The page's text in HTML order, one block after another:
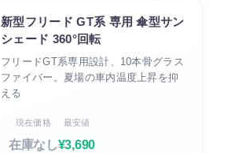
新型フリード GT系 専用 傘型サン
シェード 360°回転
フリードGT系専用設計、10本骨グラス
ファイバー。夏場の車内温度上昇を抑
える
現在価格
在庫なし
最安値
¥3,690